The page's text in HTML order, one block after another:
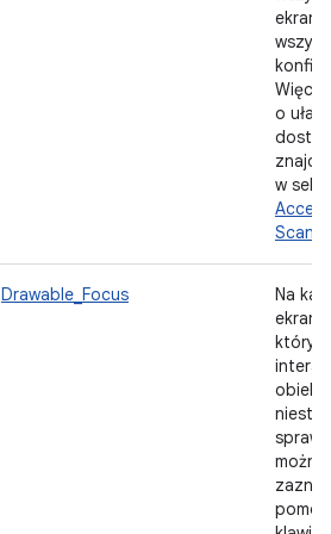
o
w
Drawable_Focus
Na
który
obiekt